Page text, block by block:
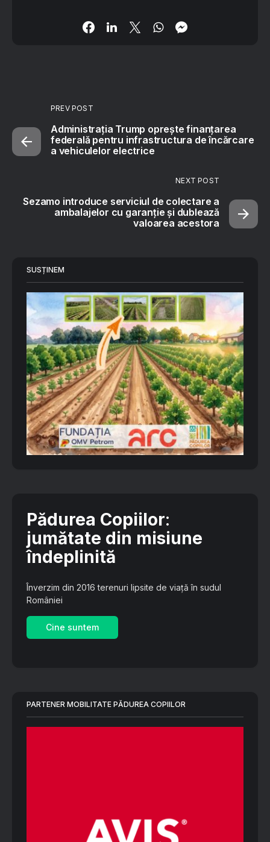
PREV POST
Administrația Trump oprește finanțarea
federală pentru infrastructura de încărcare
a vehiculelor electrice
NEXT POST
Sezamo introduce serviciul de colectare a
ambalajelor cu garanție și dublează
valoarea acestora
SUSȚINEM
Pădurea Copiilor:
jumătate din misiune
îndeplinită
Înverzim din 2016 terenuri lipsite de viață în sudul
României
Cine suntem
PARTENER MOBILITATE PĂDUREA COPIILOR